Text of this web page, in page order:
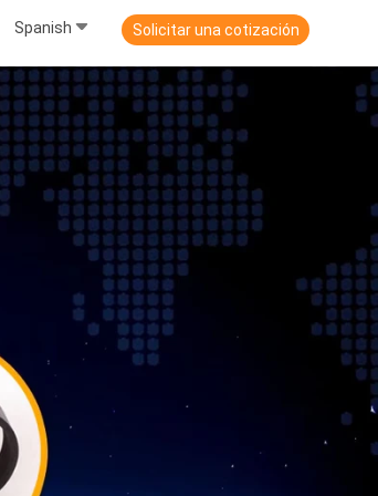
Spanish Solicitar una cotización